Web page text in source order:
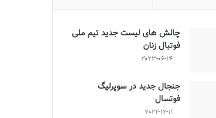
چالش هاى ليست جدید تيم ملى
فوتبال زنان
2023-06-14
جنجال جدید در سوپرلیگ
فوتسال
2022-12-11